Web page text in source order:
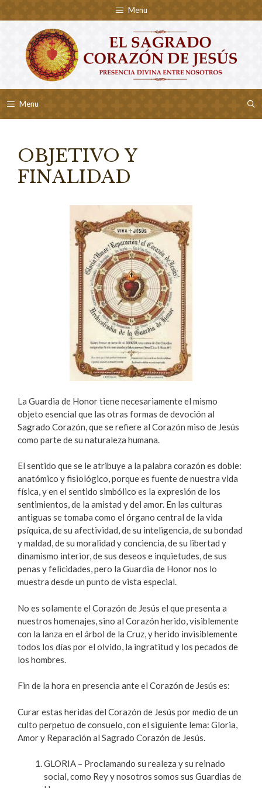
to
Menu
Menu
OBJETIVO Y
FINALIDAD
La Guardia de Honor tiene necesariamente el mismo
objeto esencial que las otras formas de devoción al
Sagrado Corazón, que se refiere al Corazón miso de Jesús
como parte de su naturaleza humana.
El sentido que se le atribuye a la palabra corazón es doble:
anatómico y fisiológico, porque es fuente de nuestra vida
física, y en el sentido simbólico es la expresión de los
sentimientos, de la amistad y del amor. En las culturas
antiguas se tomaba como el órgano central de la vida
psíquica, de su afectividad, de su inteligencia, de su bondad
y maldad, de su moralidad y conciencia, de su libertad y
dinamismo interior, de sus deseos e inquietudes, de sus
penas y felicidades, pero la Guardia de Honor nos lo
muestra desde un punto de vista especial.
No es solamente el Corazón de Jesús el que presenta a
nuestros homenajes, sino al Corazón herido, visiblemente
con la lanza en el árbol de la Cruz, y herido invisiblemente
todos los días por el olvido, la ingratitud y los pecados de
los hombres.
Fin de la hora en presencia ante el Corazón de Jesús es:
Curar estas heridas del Corazón de Jesús por medio de un
culto perpetuo de consuelo, con el siguiente lema: Gloria,
Amor y Reparación al Sagrado Corazón de Jesús.
GLORIA – Proclamando su realeza y su reinado
social, como Rey y nosotros somos sus Guardias de